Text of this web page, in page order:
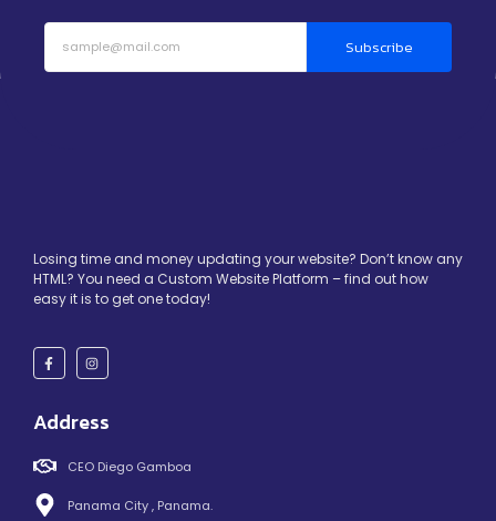
Subscribe
Losing time and money updating your website? Don’t know any
HTML? You need a Custom Website Platform – find out how
easy it is to get one today!
Address
CEO Diego Gamboa
Panama City , Panama.